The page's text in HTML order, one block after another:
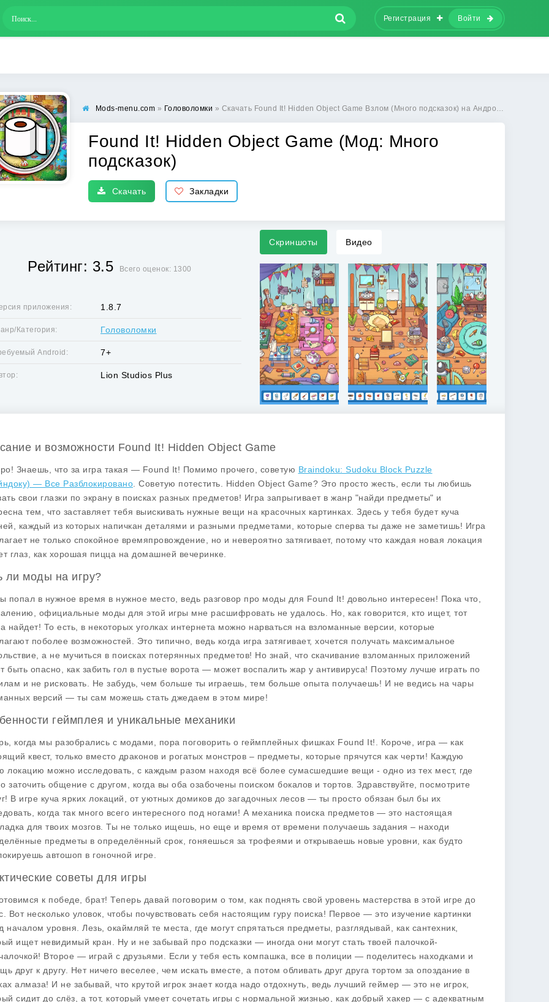
Регистрация Войти
Mods-menu.com » Головоломки » Скачать Found It! Hidden Object Game Взлом (Много подсказок) на Андроид бесплатно
Found It! Hidden Object Game (Мод: Много
подсказок)
Скачать Закладки
Рейтинг: 3.5 Всего оценок: 1300
приложения: 1.8.7
Категория: Головоломки
Android: 7+
Lion Studios Plus
Скриншоты Видео
и возможности Found It! Hidden Object Game
Знаешь, что за игра такая — Found It! Помимо прочего, советую Braindoku: Sudoku Block Puzzle
— Все Разблокировано . Советую потестить. Hidden Object Game? Это просто жесть, если ты любишь
свои глазки по экрану в поисках разных предметов! Игра запрыгивает в жанр "найди предметы" и
тем, что заставляет тебя выискивать нужные вещи на красочных картинках. Здесь у тебя будет куча
каждый из которых напичкан деталями и разными предметами, которые сперва ты даже не заметишь! Игра
не только спокойное времяпровождение, но и невероятно затягивает, потому что каждая новая локация
глаз, как хорошая пицца на домашней вечеринке.
ли моды на игру?
попал в нужное время в нужное место, ведь разговор про моды для Found It! довольно интересен! Пока что,
официальные моды для этой игры мне расшифровать не удалось. Но, как говорится, кто ищет, тот
найдет! То есть, в некоторых уголках интернета можно нарваться на взломанные версии, которые
поболее возможностей. Это типично, ведь когда игра затягивает, хочется получать максимальное
а не мучиться в поисках потерянных предметов! Но знай, что скачивание взломанных приложений
быть опасно, как забить гол в пустые ворота — может воспалить жар у антивируса! Поэтому лучше играть по
и не рисковать. Не забудь, чем больше ты играешь, тем больше опыта получаешь! И не ведись на чары
версий — ты сам можешь стать джедаем в этом мире!
геймплея и уникальные механики
когда мы разобрались с модами, пора поговорить о геймплейных фишках Found It! . Короче, игра — как
квест, только вместо драконов и рогатых монстров – предметы, которые прячутся как черти! Каждую
локацию можно исследовать, с каждым разом находя всё более сумасшедшие вещи - одно из тех мест, где
заточить общение с другом, когда вы оба озабочены поиском бокалов и тортов. Здравствуйте, посмотрите
В игре куча ярких локаций, от уютных домиков до загадочных лесов — ты просто обязан был бы их
когда так много всего интересного под ногами! А механика поиска предметов — это настоящая
для твоих мозгов. Ты не только ищешь, но еще и время от времени получаешь задания – находи
предметы в определённый срок, гоняешься за трофеями и открываешь новые уровни, как будто
автошоп в гоночной игре.
советы для игры
к победе, брат! Теперь давай поговорим о том, как поднять свой уровень мастерства в этой игре до
Вот несколько уловок, чтобы почувствовать себя настоящим гуру поиска! Первое — это изучение картинки
началом уровня. Лезь, окаймляй те места, где могут спрятаться предметы, разглядывай, как сантехник,
ищет невидимый кран. Ну и не забывай про подсказки — иногда они могут стать твоей палочкой-
Второе — играй с друзьями. Если у тебя есть компашка, все в полиции — поделитесь находками и
друг к другу. Нет ничего веселее, чем искать вместе, а потом обливать друг друга тортом за опоздание в
алмаза! И не забывай, что крутой игрок знает когда надо отдохнуть, ведь лучший геймер — это не игрок,
сидит до слёз, а тот, который умеет сочетать игры с нормальной жизнью, как добрый хакер — с адекватным